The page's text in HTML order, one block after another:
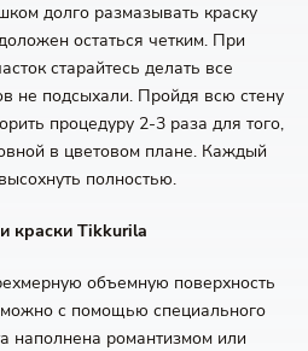
долго размазывать краску
остаться четким. При
старайтесь делать все
не подсыхали. Пройдя всю стену
процедуру 2-3 раза для того,
в цветовом плане. Каждый
полностью.
краски Tikkurila
объемную поверхность
с помощью специального
наполнена романтизмом или